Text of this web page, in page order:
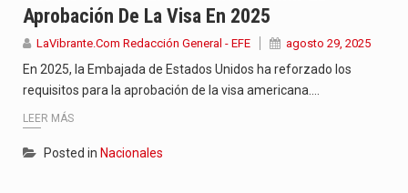
Las autoridades sanitarias de Francia y España mantienen bajo vigilancia…
Aprobación De La Visa En 2025
LaVibrante.Com Redacción General - EFE agosto 29, 2025
En 2025, la Embajada de Estados Unidos ha reforzado los
requisitos para la aprobación de la visa americana.…
LEER MÁS
Posted in Nacionales